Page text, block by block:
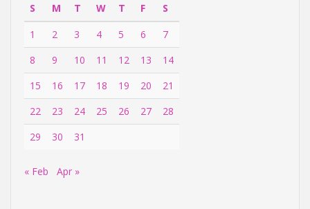
S
M T W T F
S
1
2 3 4 5 6
7
8
9 10 11 12 13
14
15
16 17 18 19 20
21
22
23 24 25 26 27
28
29
30 31
« Feb Apr »